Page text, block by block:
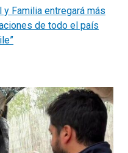
texto de la propuesta
puedan decidir de
del próximo 4 de
Familia entregará más
de todo el país